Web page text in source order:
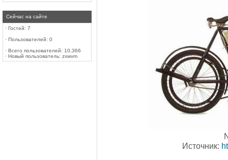
Сейчас на сайте
· Гостей: 7
· Пользователей: 0
· Всего пользователей: 10,366
· Новый пользователь: zxwvm
Источник: